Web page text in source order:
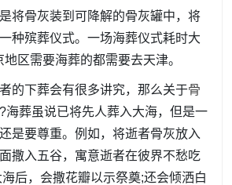
骨灰装到可降解的骨灰罐中，将
种殡葬仪式。一场海葬仪式耗时大
区需要海葬的都需要去天津。
下葬会有很多讲究，那么关于骨
海葬虽说已将先人葬入大海，但是一
是要尊重。例如，将逝者骨灰放入
撒入五谷，寓意逝者在彼界不愁吃
后，会撒花瓣以示祭奠;还会倾洒白